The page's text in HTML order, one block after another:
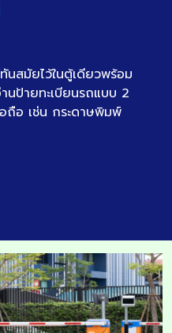
นสมัยไว้ในตู้เดียวพร้อม
ป้ายทะเบียนรถแบบ 2
ถือ เช่น กระดาษพิมพ์